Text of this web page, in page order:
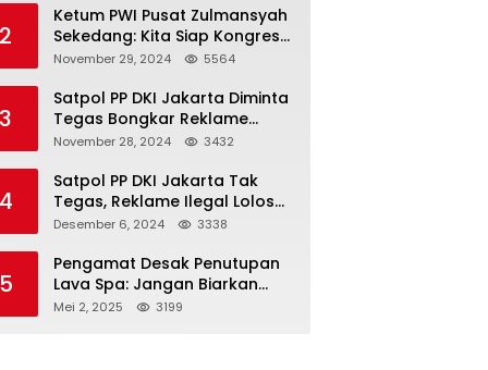
2
Ketum PWI Pusat Zulmansyah
Sekedang: Kita Siap Kongres
PWI Sebelum 15 Desember
November 29, 2024 5564
3
Satpol PP DKI Jakarta Diminta
Tegas Bongkar Reklame
Ilegal
November 28, 2024 3432
Satpol PP DKI Jakarta Tak
Tegas, Reklame Ilegal Lolos
Penindakan
Desember 6, 2024 3338
Pengamat Desak Penutupan
Lava Spa: Jangan Biarkan
Hukum Tumpul Hadapi ‘Spa
Mei 2, 2025 3199